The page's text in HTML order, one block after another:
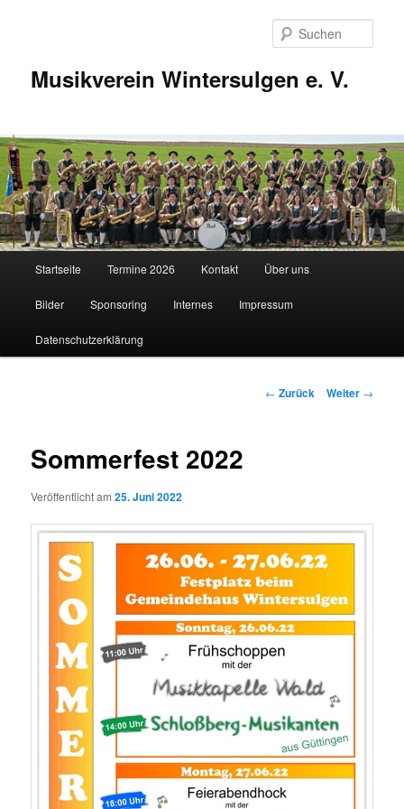
Musikverein Wintersulgen e. V.
Startseite Termine 2026 Kontakt Über uns
Bilder Sponsoring Internes Impressum
Datenschutzerklärung
Beitragsnavigation
← Zurück Weiter →
Sommerfest 2022
Veröffentlicht am25. Juni 2022